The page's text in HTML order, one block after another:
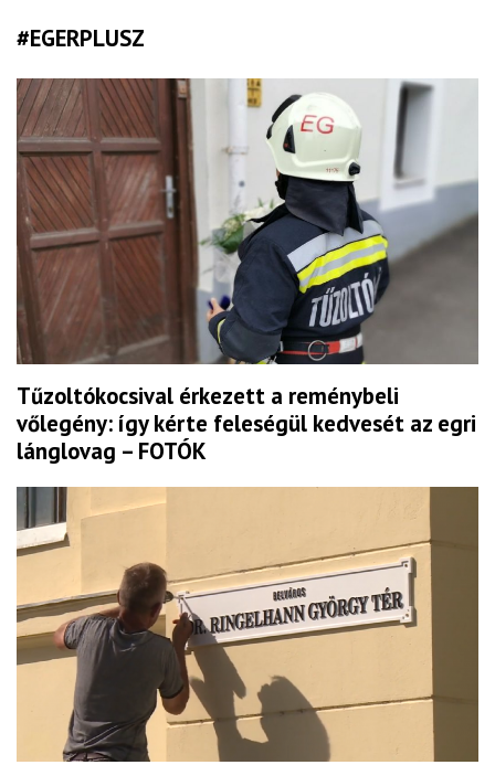
#EGERPLUSZ
Tűzoltókocsival érkezett a reménybeli
vőlegény: így kérte feleségül kedvesét az egri
lánglovag – FOTÓK